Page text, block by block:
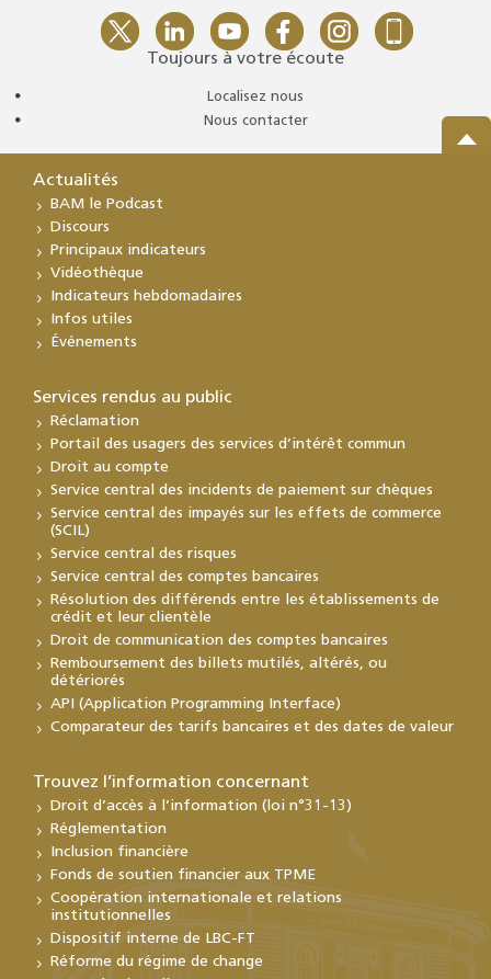
Toujours à votre écoute
Localisez nous
Nous contacter
Actualités
BAM le Podcast
Discours
Principaux indicateurs
Vidéothèque
Indicateurs hebdomadaires
Infos utiles
Événements
Services rendus au public
Réclamation
Portail des usagers des services d’intérêt commun
Droit au compte
Service central des incidents de paiement sur chèques
Service central des impayés sur les effets de commerce
(SCIL)
Service central des risques
Service central des comptes bancaires
Résolution des différends entre les établissements de
crédit et leur clientèle
Droit de communication des comptes bancaires
Remboursement des billets mutilés, altérés, ou
détériorés
API (Application Programming Interface)
Comparateur des tarifs bancaires et des dates de valeur
Trouvez l’information concernant
Droit d’accès à l’information (loi n°31-13)
Réglementation
Inclusion financière
Fonds de soutien financier aux TPME
Coopération internationale et relations
institutionnelles
Dispositif interne de LBC-FT
Réforme du régime de change